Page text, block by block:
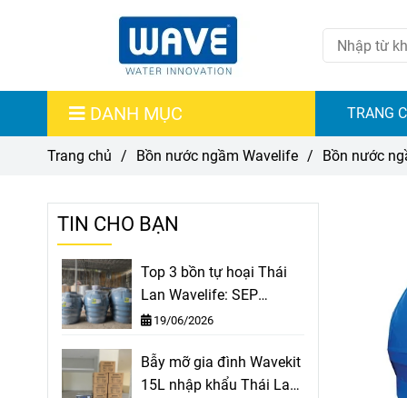
DANH MỤC TRANG
Trang chủ / Bồn nước ngầm Wavelife / Bồn nước
TIN CHO BẠN
Top 3 bồn tự hoại Thái
Lan Wavelife: SEP
1000L, SEP 1600L, SEP
19/06/2026
Bẫy mỡ gia đình Wavekit
15L nhập khẩu Thái Lan